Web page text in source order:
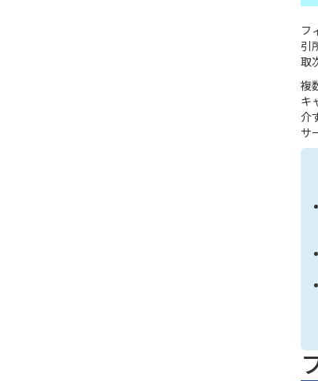
フ
引
取
複
キ
介
サ